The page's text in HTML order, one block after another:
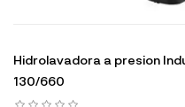
Hidrolavadora a presion
130/660